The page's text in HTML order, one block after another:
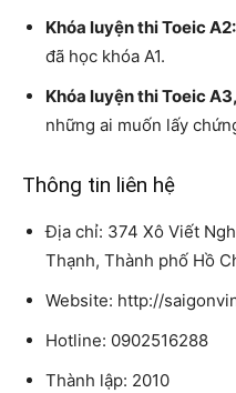
Khóa luyện thi Toeic A2:
đã học khóa A1.
Khóa luyện thi Toeic
những ai muốn lấy
Thông tin liên hệ
Địa chỉ: 374 Xô Viết
Thạnh, Thành phố Hồ
Website: http://
Hotline: 0902516288
Thành lập: 2010